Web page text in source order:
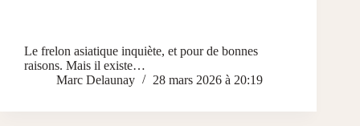
Le frelon asiatique inquiète, et pour de bonnes
raisons. Mais il existe…
Marc Delaunay
28 mars 2026 à 20:19